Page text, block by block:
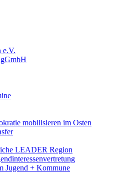
e.V.
mobilisieren im Osten
LEADER Region
Jugend + Kommune